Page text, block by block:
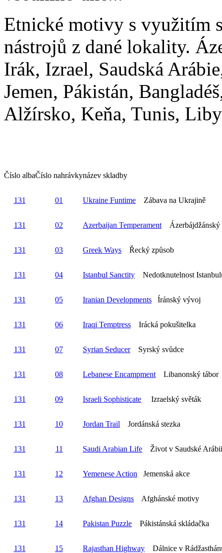
Etnické motivy s využitím
nástrojů z dané lokality.
Irák, Izrael, Saudská
Jemen, Pákistán,
Alžírsko, Keňa, Tunis,
Číslo albaČíslo nahrávkynázev skladby
131 01 Ukraine Funtime Zábava na Ukrajině
131 02 Azerbaijan Temperament Ázerbájdžánský
131 03 Greek Ways Řecký způsob
131 04 Istanbul Sanctity Nedotknutelnost
131 05 Iranian Developments Íránský vývoj
131 06 Iraqi Temptress Irácká pokušitelka
131 07 Syrian SeducerSyrský svůdce
131 08 Lebanese Encampment Libanonský tábor
131 09 Israeli Sophisticate Izraelský světák
131 10 Jordan Trail Jordánská stezka
131 11 Saudi Arabian Life Život v Saudské Arábii
131 12 Yemenese Action Jemenská akce
131 13 Afghan Designs Afghánské motivy
131 14 Pakistan Puzzle Pákistánská skládačka
131 15 Rajasthan Highway Dálnice v